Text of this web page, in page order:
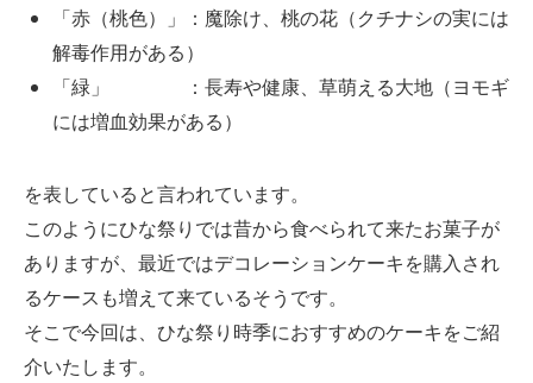
「赤（桃色）」：魔除け、桃の花（クチナシの実には
解毒作用がある）
「緑」 ：長寿や健康、草萌える大地（ヨモギ
には増血効果がある）
を表していると言われています。
このようにひな祭りでは昔から食べられて来たお菓子が
ありますが、最近ではデコレーションケーキを購入され
るケースも増えて来ているそうです。
そこで今回は、ひな祭り時季におすすめのケーキをご紹
介いたします。